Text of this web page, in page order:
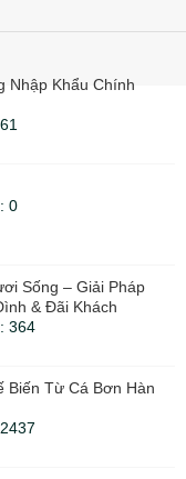
Nhập Khẩu Chính
0
Sống – Giải Pháp
& Đãi Khách
364
Biến Từ Cá Bơn Hàn